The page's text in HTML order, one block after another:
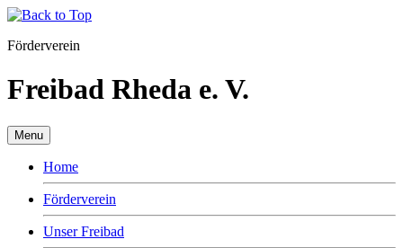
Förderverein
Freibad Rheda e. V.
Menu
Home
Förderverein
Unser Freibad